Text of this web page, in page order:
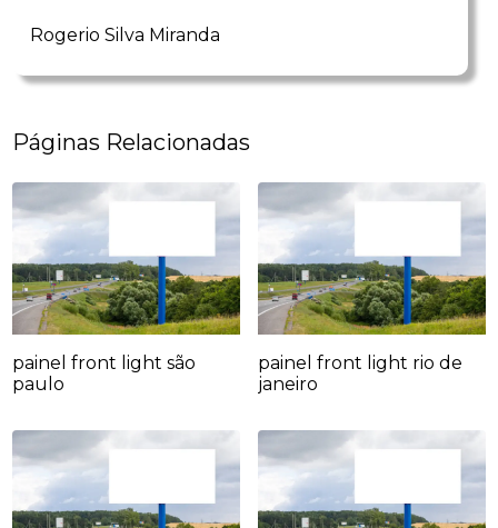
Rogerio Silva Miranda
Páginas Relacionadas
painel front light são
paulo
painel front light rio de
janeiro